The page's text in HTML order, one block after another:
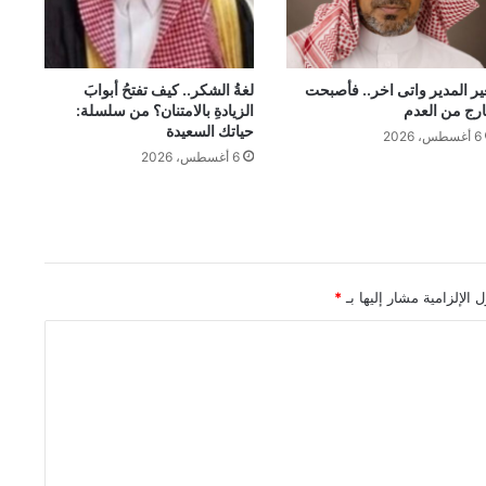
المدير واتى اخر.. فأصبحت
من العدم
6 أغسطس، 2026
لغةُ الشكر.. كيف تفتحُ أبوابَ
الزيادةِ بالامتنان؟ من سلسلة:
حياتك السعيدة
6 أغسطس، 2026
الإلزامية مشار إليها بـ*